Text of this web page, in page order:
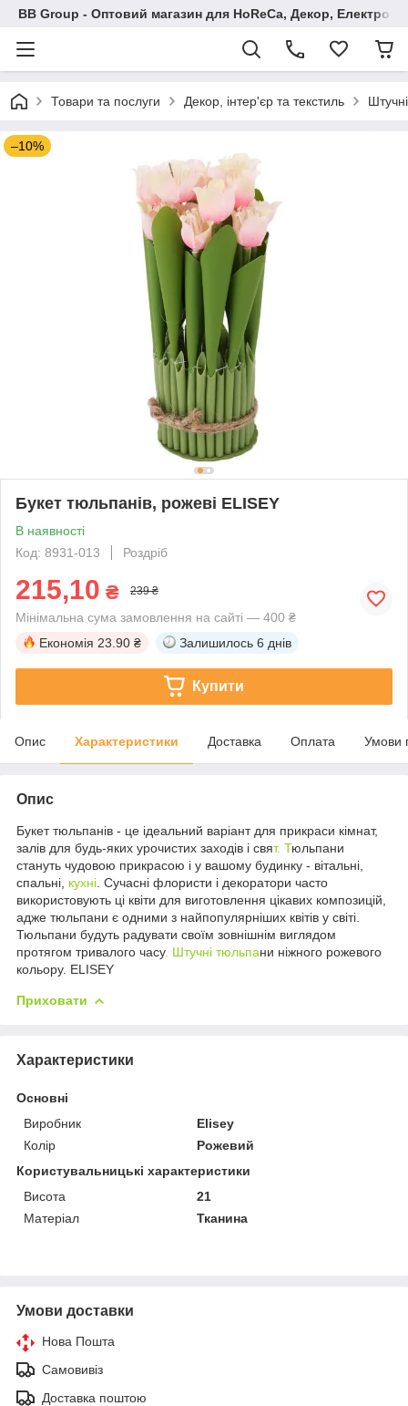
BB Group - Оптовий магазин для HoReCa, Декор,
Товари та послуги Декор, інтер'єр та текстиль
–10%
Букет тюльпанів, рожеві ELISEY
В наявності
Код: 8931-013
Роздріб
215,10 ₴ 239 ₴
Мінімальна сума замовлення на сайті — 400 ₴
Економія 23.90 ₴ Залишилось 6 днів
Купити
Опис Характеристики Доставка Оплата Умови
Опис
Букет тюльпанів - це ідеальний варіант для прикраси кімнат,
залів для будь-яких урочистих заходів і свят. Тюльпани
стануть чудовою прикрасою і у вашому будинку - вітальні,
спальні, кухні . Сучасні флористи і декоратори часто
використовують ці квіти для виготовлення цікавих композицій,
адже тюльпани є одними з найпопулярніших квітів у світі.
Тюльпани будуть радувати своїм зовнішнім виглядом
протягом тривалого часу. Штучні тюльпани ніжного рожевого
кольору. ELISEY
Приховати
Характеристики
Основні
Виробник
Elisey
Колір
Рожевий
Користувальницькі характеристики
Висота
21
Матеріал
Тканина
Умови доставки
Нова Пошта
Самовивіз
Доставка поштою